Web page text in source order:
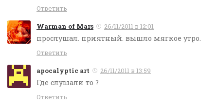
Ответить
Warman of Mars 26/11/2011 в 12:01
прослушал. приятный. вышло мягкое утро.
Ответить
apocalyptic art 26/11/2011 в 13:59
Где слушали то ?
Ответить